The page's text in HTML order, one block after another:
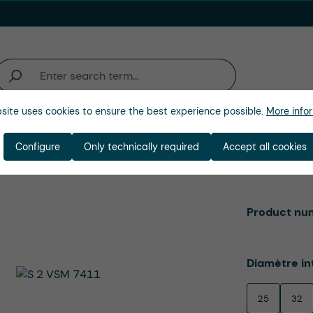
Entreprise
Select
Diamètre
25 32
Product
uses cookies to ensure the best experience possible. More
Only technically required
Configure Accept all cookies